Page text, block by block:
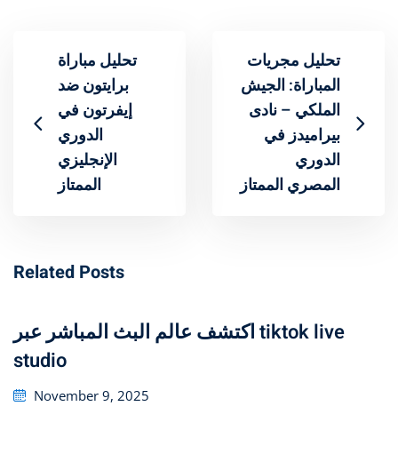
تحليل مباراة
برايتون ضد
إيفرتون في
الدوري
الإنجليزي
الممتاز
تحليل مجريات
المباراة: الجيش
الملكي – نادى
بيراميدز في
الدوري
المصري الممتاز
Related Posts
اكتشف عالم البث المباشر عبر tiktok live
studio
Posted
November 9, 2025